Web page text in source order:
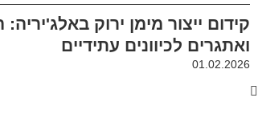
קידום ייצור מימן ירוק באלג'יריה:
ואתגרים לכיוונים עתידיים
01.02.2026